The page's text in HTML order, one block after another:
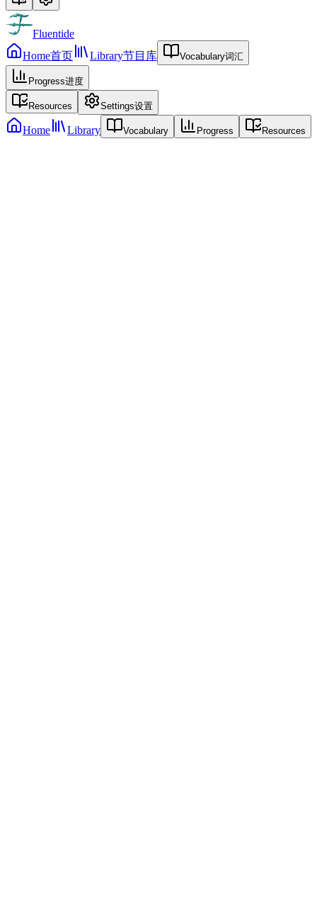
Fluentide
Home首页 Library节目库 Vocabulary词汇
Progress进度
Resources Settings设置
Home Library Vocabulary Progress Resources